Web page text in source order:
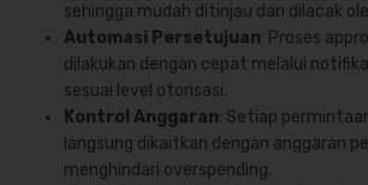
sehingga mudah ditinjau dan dilacak
Automasi Persetujuan: Proses
dilakukan dengan cepat melalui
sesuai level otorisasi.
Kontrol Anggaran: Setiap
langsung dikaitkan dengan anggaran
menghindari overspending.